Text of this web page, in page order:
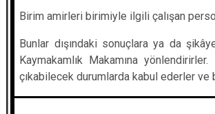
Birim amirleri birimiyle ilgili çalışan
Bunlar dışındaki sonuçlara ya da
Kaymakamlık Makamına
çıkabilecek durumlarda kabul ederler ve